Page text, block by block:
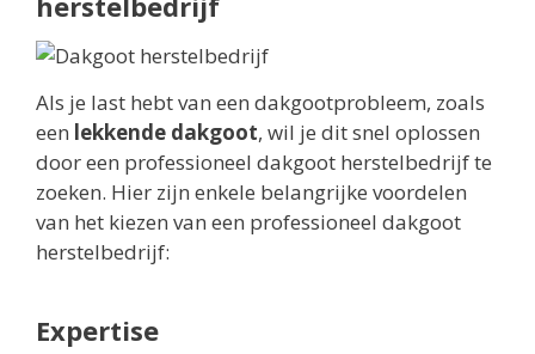
Als je last hebt van een dakgootprobleem, zoals
een lekkende dakgoot, wil je dit snel oplossen
door een professioneel dakgoot herstelbedrijf te
zoeken. Hier zijn enkele belangrijke voordelen
van het kiezen van een professioneel dakgoot
herstelbedrijf:
Expertise